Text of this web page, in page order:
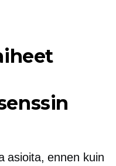
asioita, ennen kuin